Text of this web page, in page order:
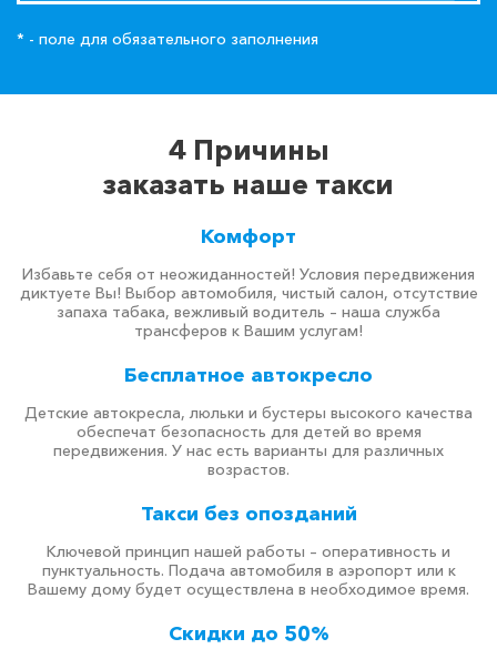
* - поле для обязательного заполнения
4 Причины
заказать наше такси
Комфорт
Избавьте себя от неожиданностей! Условия передвижения
диктуете Вы! Выбор автомобиля, чистый салон, отсутствие
запаха табака, вежливый водитель – наша служба
трансферов к Вашим услугам!
Бесплатное автокресло
Детские автокресла, люльки и бустеры высокого качества
обеспечат безопасность для детей во время
передвижения. У нас есть варианты для различных
возрастов.
Такси без опозданий
Ключевой принцип нашей работы – оперативность и
пунктуальность. Подача автомобиля в аэропорт или к
Вашему дому будет осуществлена в необходимое время.
Скидки до 50%